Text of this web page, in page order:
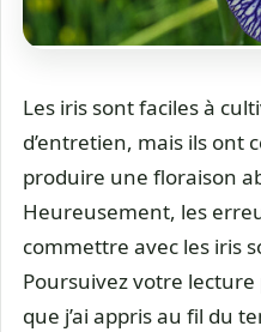
Les iris sont faciles à
d’entretien, mais ils ont
produire une floraison
Heureusement, les
commettre avec les iris
Poursuivez votre
que j’ai appris au fil du